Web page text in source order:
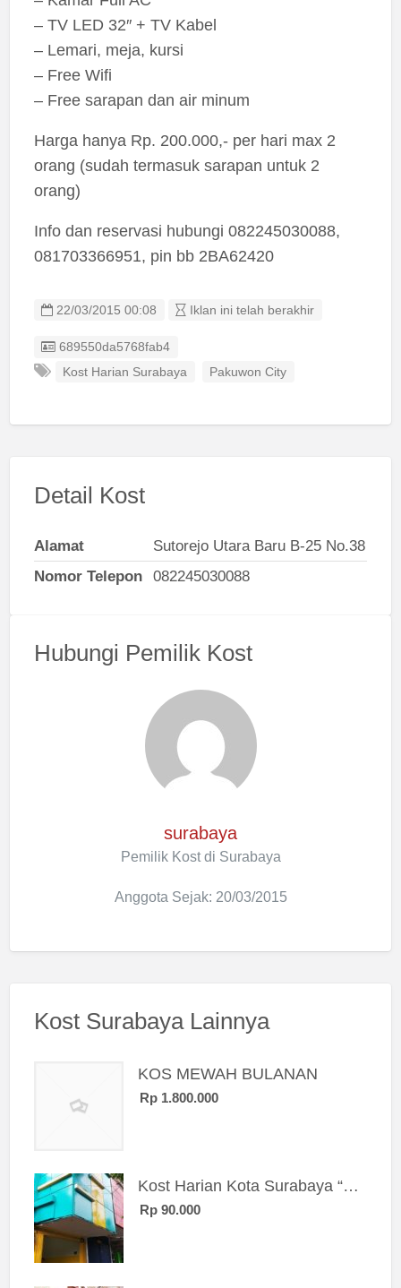
– TV LED 32″ + TV Kabel
– Lemari, meja, kursi
– Free Wifi
– Free sarapan dan air minum
Harga hanya Rp. 200.000,- per hari max 2
orang (sudah termasuk sarapan untuk 2
orang)
Info dan reservasi hubungi 082245030088,
081703366951, pin bb 2BA62420
22/03/2015 00:08 Iklan ini telah berakhir
Listing ID
689550da5768fab4
Kost Harian Surabaya
Pakuwon City
Detail Kost
Alamat
Sutorejo Utara Baru B-25 No.38
Nomor Telepon
082245030088
Hubungi Pemilik Kost
surabaya
Pemilik Kost di Surabaya
Anggota Sejak: 20/03/2015
Kost Surabaya Lainnya
KOS MEWAH BULANAN
Rp 1.800.000
Kost Harian Kota Surabaya “Sierra Kost”
Rp 90.000